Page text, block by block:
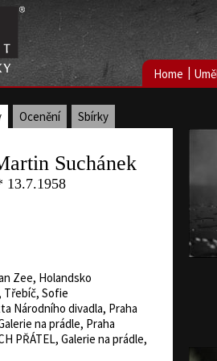
Home |
Ocenění Sbírky
Suchánek
13.7.1958
Zee, Holandsko
Třebíč, Sofie
Národního divadla, Praha
na prádle, Praha
PŘÁTEL, Galerie na prádle,